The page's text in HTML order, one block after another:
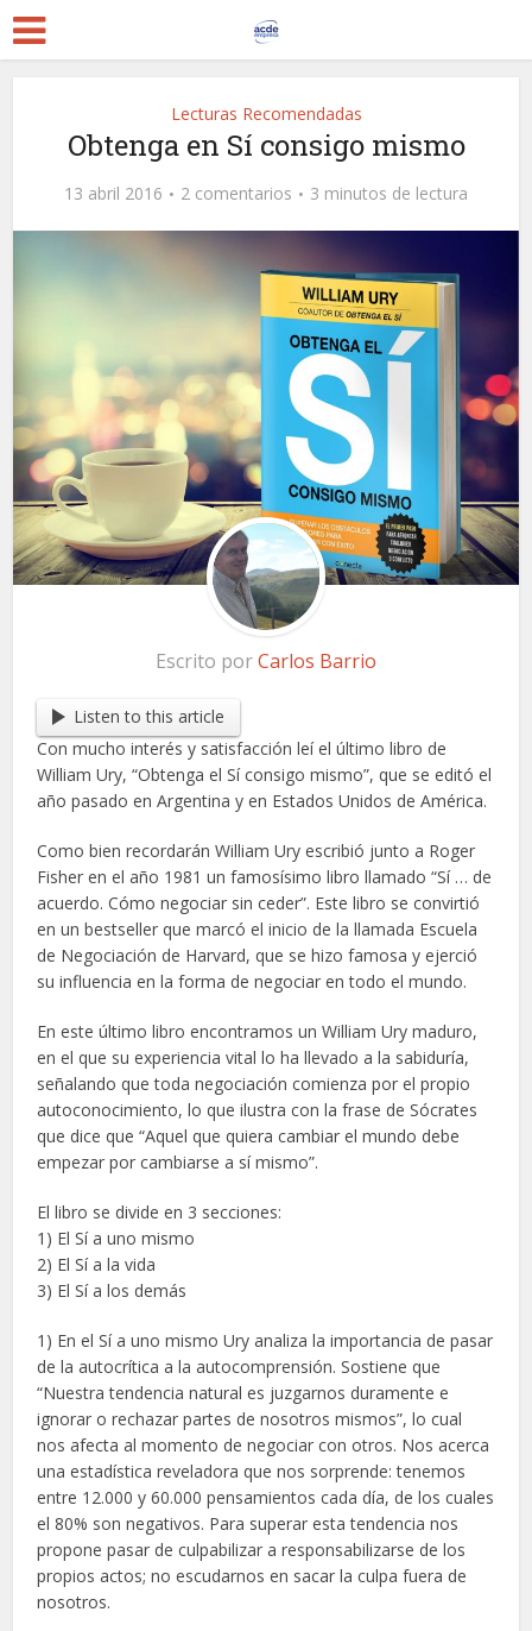
Lecturas Recomendadas
Obtenga en Sí consigo mismo
13 abril 2016 2 comentarios 3 minutos de lectura
Escrito porCarlos Barrio
Listen to this article
Con mucho interés y satisfacción leí el último libro de
William Ury, “Obtenga el Sí consigo mismo”, que se editó el
año pasado en Argentina y en Estados Unidos de América.
Como bien recordarán William Ury escribió junto a Roger
Fisher en el año 1981 un famosísimo libro llamado “Sí … de
acuerdo. Cómo negociar sin ceder”. Este libro se convirtió
en un bestseller que marcó el inicio de la llamada Escuela
de Negociación de Harvard, que se hizo famosa y ejerció
su influencia en la forma de negociar en todo el mundo.
En este último libro encontramos un William Ury maduro,
en el que su experiencia vital lo ha llevado a la sabiduría,
señalando que toda negociación comienza por el propio
autoconocimiento, lo que ilustra con la frase de Sócrates
que dice que “Aquel que quiera cambiar el mundo debe
empezar por cambiarse a sí mismo”.
El libro se divide en 3 secciones:
1) El Sí a uno mismo
2) El Sí a la vida
3) El Sí a los demás
1) En el Sí a uno mismo Ury analiza la importancia de pasar
de la autocrítica a la autocomprensión. Sostiene que
“Nuestra tendencia natural es juzgarnos duramente e
ignorar o rechazar partes de nosotros mismos”, lo cual
nos afecta al momento de negociar con otros. Nos acerca
una estadística reveladora que nos sorprende: tenemos
entre 12.000 y 60.000 pensamientos cada día, de los cuales
el 80% son negativos. Para superar esta tendencia nos
propone pasar de culpabilizar a responsabilizarse de los
propios actos; no escudarnos en sacar la culpa fuera de
nosotros.